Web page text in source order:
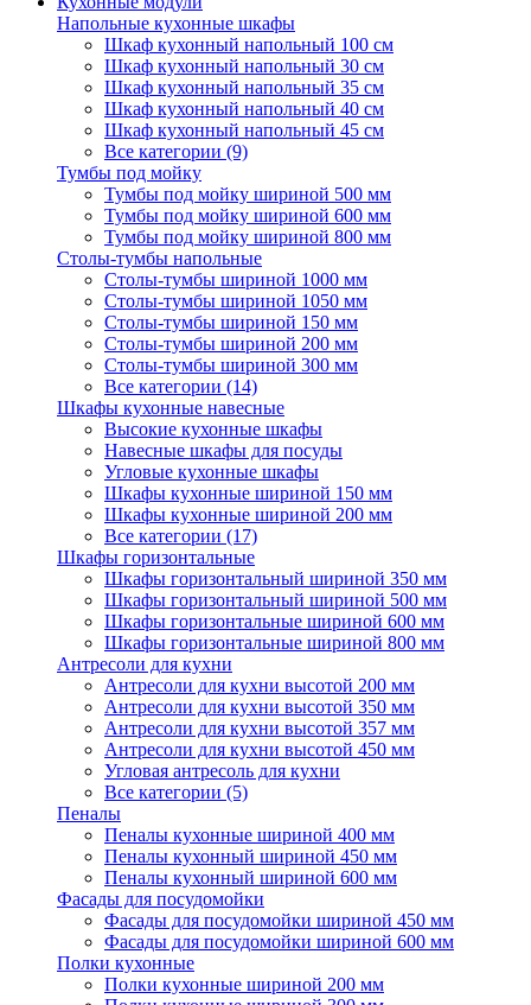
Напольные кухонные шкафы
Шкаф кухонный напольный 100 см
Шкаф кухонный напольный 30 см
Шкаф кухонный напольный 35 см
Шкаф кухонный напольный 40 см
Шкаф кухонный напольный 45 см
Все категории (9)
Тумбы под мойку
Тумбы под мойку шириной 500 мм
Тумбы под мойку шириной 600 мм
Тумбы под мойку шириной 800 мм
Столы-тумбы напольные
Столы-тумбы шириной 1000 мм
Столы-тумбы шириной 1050 мм
Столы-тумбы шириной 150 мм
Столы-тумбы шириной 200 мм
Столы-тумбы шириной 300 мм
Все категории (14)
Шкафы кухонные навесные
Высокие кухонные шкафы
Навесные шкафы для посуды
Угловые кухонные шкафы
Шкафы кухонные шириной 150 мм
Шкафы кухонные шириной 200 мм
Все категории (17)
Шкафы горизонтальные
Шкафы горизонтальный шириной 350 мм
Шкафы горизонтальный шириной 500 мм
Шкафы горизонтальные шириной 600 мм
Шкафы горизонтальные шириной 800 мм
Антресоли для кухни
Антресоли для кухни высотой 200 мм
Антресоли для кухни высотой 350 мм
Антресоли для кухни высотой 357 мм
Антресоли для кухни высотой 450 мм
Угловая антресоль для кухни
Все категории (5)
Пеналы
Пеналы кухонные шириной 400 мм
Пеналы кухонный шириной 450 мм
Пеналы кухонный шириной 600 мм
Фасады для посудомойки
Фасады для посудомойки шириной 450 мм
Фасады для посудомойки шириной 600 мм
Полки кухонные
Полки кухонные шириной 200 мм